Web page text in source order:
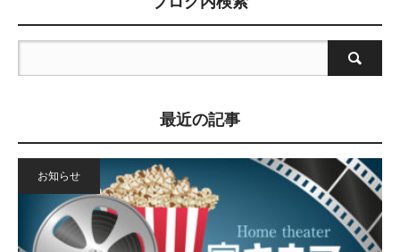
最近の記事
お知らせ